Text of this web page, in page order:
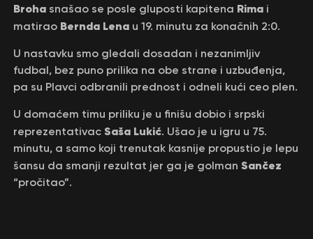
Brohasnašao se posle gluposti kapitena Rimai
matirao Bernda Lenau 19. minutu za konačnih 2:0.
U nastavku smo gledali dosadan i nezanimljiv
fudbal, bez puno prilika na obe strane i uzbuđenja,
pa su Plavci odbranili prednost i odneli kući ceo plen.
U domaćem timu priliku je u finišu dobio i srpski
reprezentativac Saša Lukić. Ušao je u igru u 75.
minutu, a samo koji trenutak kasnije propustio je lepu
šansu da smanji rezultat jer ga je golman Sančez
“pročitao”.